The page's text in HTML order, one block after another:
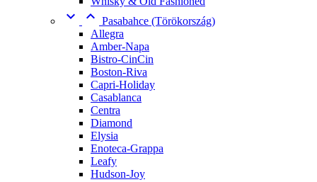
  Pasabahce (Törökország)
Allegra
Amber-Napa
Bistro-CinCin
Boston-Riva
Capri-Holiday
Casablanca
Centra
Diamond
Elysia
Enoteca-Grappa
Leafy
Hudson-Joy